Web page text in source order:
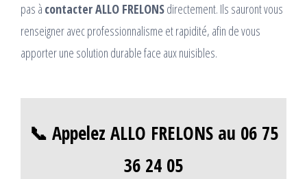
pas à contacter ALLO FRELONSdirectement. Ils sauront vous
renseigner avec professionnalisme et rapidité, afin de vous
apporter une solution durable face aux nuisibles.
📞 Appelez ALLO FRELONS au 06 75
36 24 05